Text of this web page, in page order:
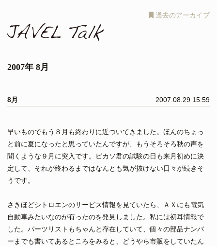
過去のアーカイブ
2007年 8月
8月 2007.08.29 15:59
早いものでもう８月も終わりに近ついてきました。ほんのちょっ
と前に夏になったと思っていたんですが、もうそろそろ秋の声を
聞くような９月に突入です。ピカソ君の試験の日も来月初めに決
定して、それが終わるまではなんとも気が抜けない日々が続きそ
うです。
さきほどシトロエンのサービス情報を見ていたら、ＡＸにも電気
自動車みたいなのが有ったのを発見しました。私には初耳情報で
した。パーツリストもちゃんと存在していて、個々の部品ナンバ
ーまでも書いてあるところをみると、どうやら市販をしていたん